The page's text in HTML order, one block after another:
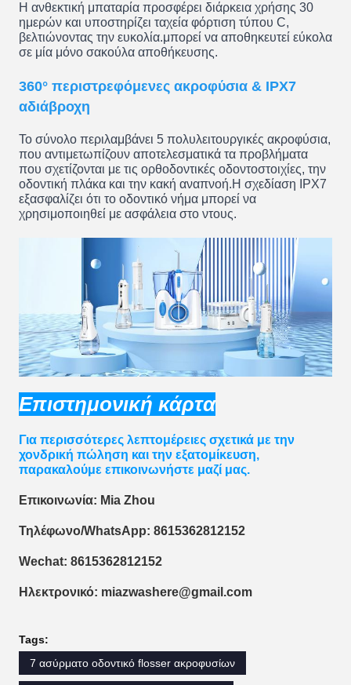
Η ανθεκτική μπαταρία προσφέρει διάρκεια χρήσης 30
ημερών και υποστηρίζει ταχεία φόρτιση τύπου C,
βελτιώνοντας την ευκολία.μπορεί να αποθηκευτεί εύκολα
σε μία μόνο σακούλα αποθήκευσης.
360° περιστρεφόμενες ακροφύσια & IPX7
αδιάβροχη
Το σύνολο περιλαμβάνει 5 πολυλειτουργικές ακροφύσια,
που αντιμετωπίζουν αποτελεσματικά τα προβλήματα
που σχετίζονται με τις ορθοδοντικές οδοντοστοιχίες, την
οδοντική πλάκα και την κακή αναπνοή.Η σχεδίαση IPX7
εξασφαλίζει ότι το οδοντικό νήμα μπορεί να
χρησιμοποιηθεί με ασφάλεια στο ντους.
Επιστημονική κάρτα
Για περισσότερες λεπτομέρειες σχετικά με την
χονδρική πώληση και την εξατομίκευση,
παρακαλούμε επικοινωνήστε μαζί μας.
Επικοινωνία: Mia Zhou
Τηλέφωνο/WhatsApp: 8615362812152
Wechat: 8615362812152
Ηλεκτρονικό: miazwashere@gmail.com
Tags:
7 ασύρματο οδοντικό flosser ακροφυσίων